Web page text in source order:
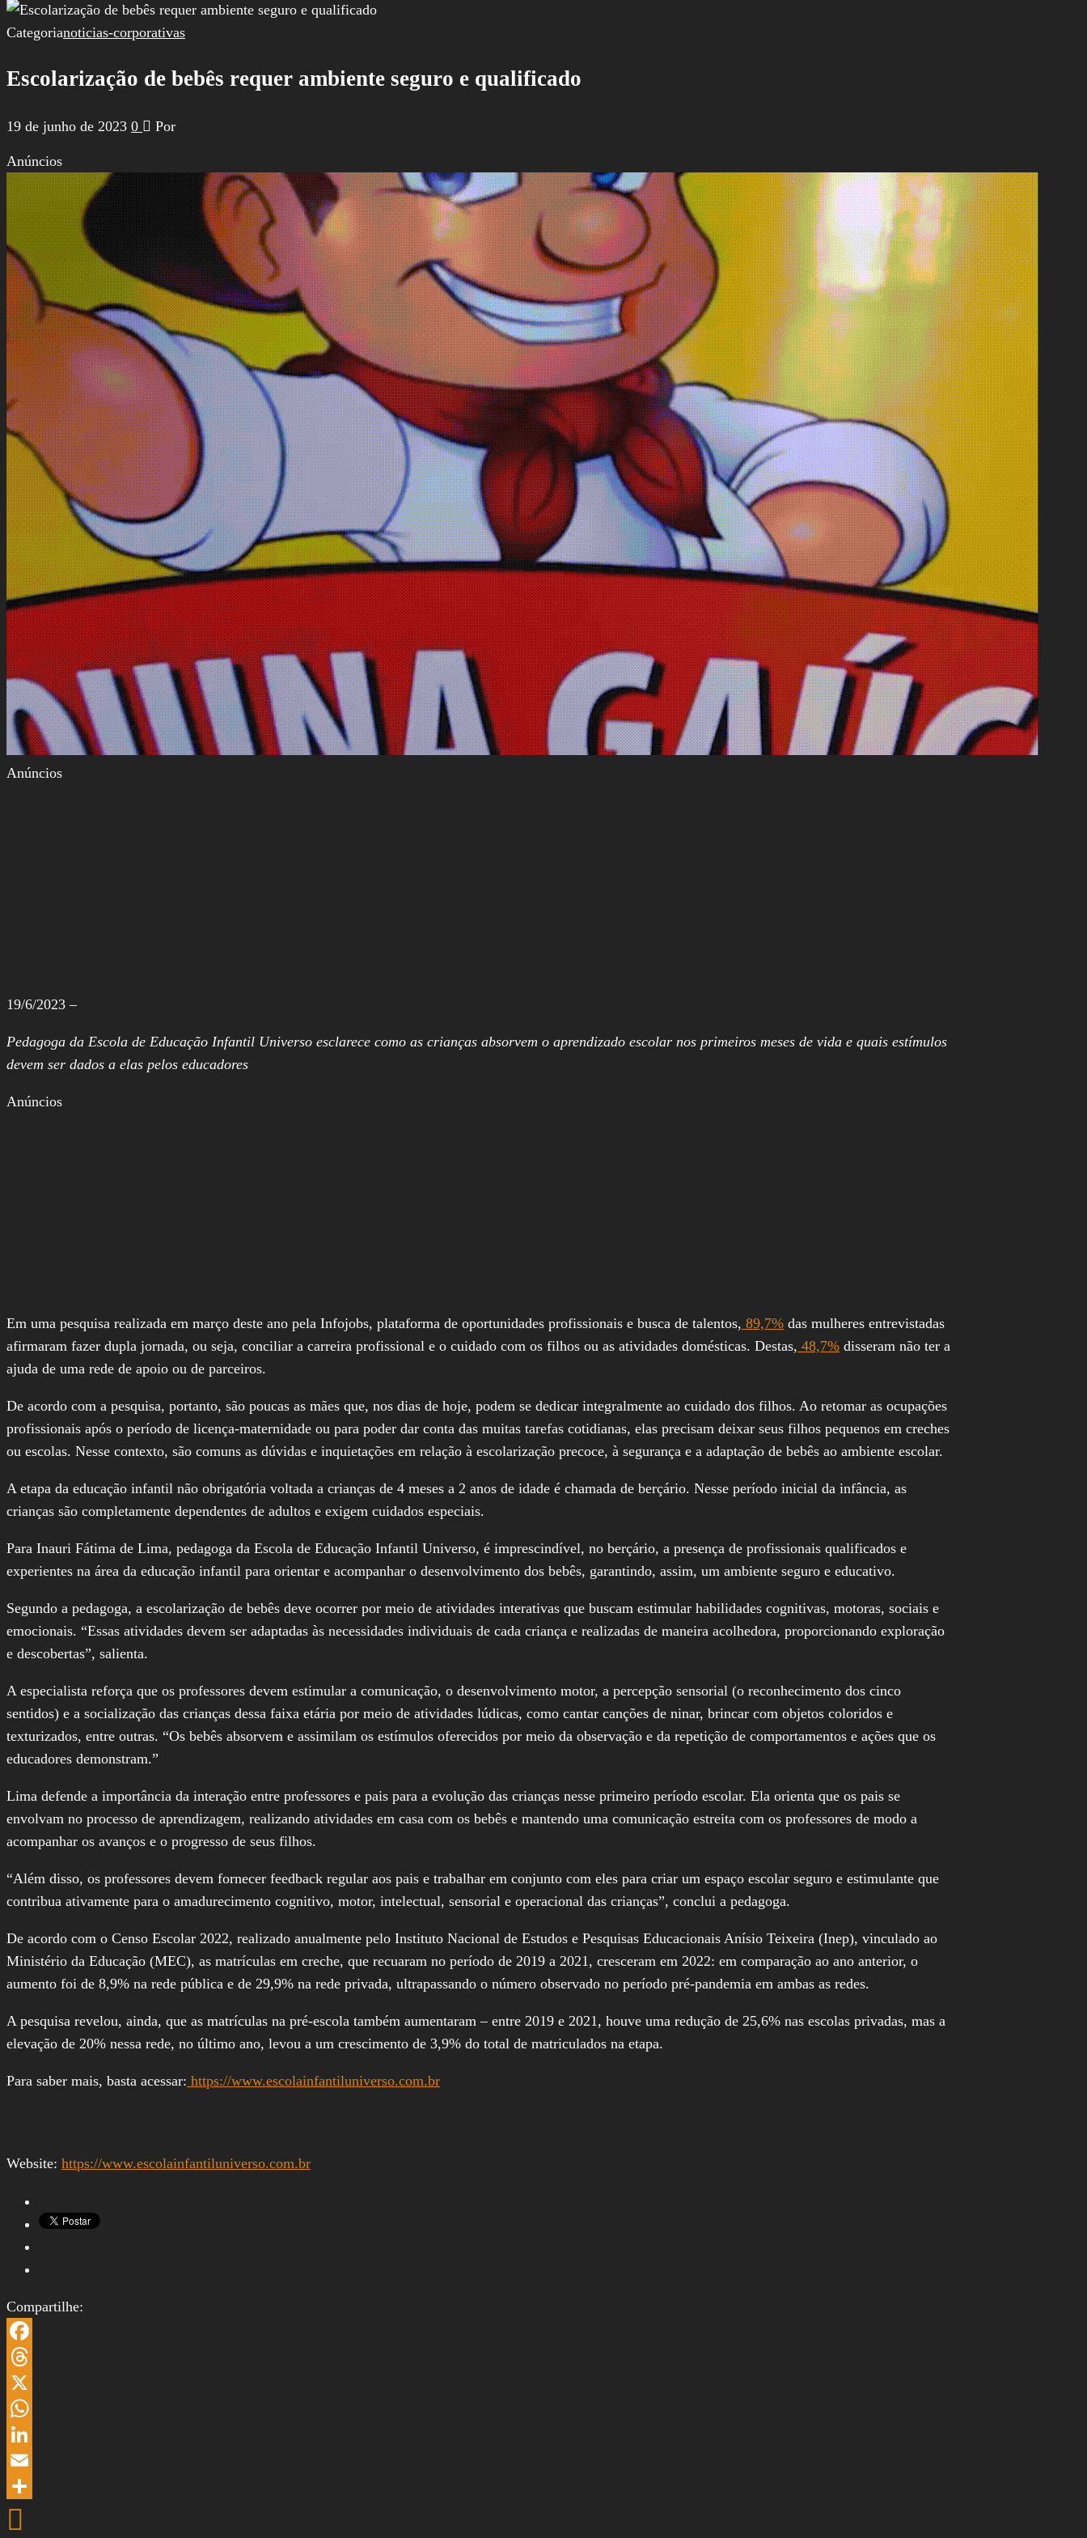
por:
Categorianoticias-corporativas
Escolarização de bebês requer ambiente seguro e qualificado
19 de junho de 2023 0 Por
Anúncios
Anúncios
19/6/2023 –
Pedagoga da Escola de Educação Infantil Universo esclarece como as crianças absorvem o aprendizado escolar nos primeiros meses de vida e quais estímulos
devem ser dados a elas pelos educadores
Anúncios
Em uma pesquisa realizada em março deste ano pela Infojobs, plataforma de oportunidades profissionais e busca de talentos, 89,7% das mulheres entrevistadas
afirmaram fazer dupla jornada, ou seja, conciliar a carreira profissional e o cuidado com os filhos ou as atividades domésticas. Destas, 48,7% disseram não ter a
ajuda de uma rede de apoio ou de parceiros.
De acordo com a pesquisa, portanto, são poucas as mães que, nos dias de hoje, podem se dedicar integralmente ao cuidado dos filhos. Ao retomar as ocupações
profissionais após o período de licença-maternidade ou para poder dar conta das muitas tarefas cotidianas, elas precisam deixar seus filhos pequenos em creches
ou escolas. Nesse contexto, são comuns as dúvidas e inquietações em relação à escolarização precoce, à segurança e a adaptação de bebês ao ambiente escolar.
A etapa da educação infantil não obrigatória voltada a crianças de 4 meses a 2 anos de idade é chamada de berçário. Nesse período inicial da infância, as
crianças são completamente dependentes de adultos e exigem cuidados especiais.
Para Inauri Fátima de Lima, pedagoga da Escola de Educação Infantil Universo, é imprescindível, no berçário, a presença de profissionais qualificados e
experientes na área da educação infantil para orientar e acompanhar o desenvolvimento dos bebês, garantindo, assim, um ambiente seguro e educativo.
Segundo a pedagoga, a escolarização de bebês deve ocorrer por meio de atividades interativas que buscam estimular habilidades cognitivas, motoras, sociais e
emocionais. “Essas atividades devem ser adaptadas às necessidades individuais de cada criança e realizadas de maneira acolhedora, proporcionando exploração
e descobertas”, salienta.
A especialista reforça que os professores devem estimular a comunicação, o desenvolvimento motor, a percepção sensorial (o reconhecimento dos cinco
sentidos) e a socialização das crianças dessa faixa etária por meio de atividades lúdicas, como cantar canções de ninar, brincar com objetos coloridos e
texturizados, entre outras. “Os bebês absorvem e assimilam os estímulos oferecidos por meio da observação e da repetição de comportamentos e ações que os
educadores demonstram.”
Lima defende a importância da interação entre professores e pais para a evolução das crianças nesse primeiro período escolar. Ela orienta que os pais se
envolvam no processo de aprendizagem, realizando atividades em casa com os bebês e mantendo uma comunicação estreita com os professores de modo a
acompanhar os avanços e o progresso de seus filhos.
“Além disso, os professores devem fornecer feedback regular aos pais e trabalhar em conjunto com eles para criar um espaço escolar seguro e estimulante que
contribua ativamente para o amadurecimento cognitivo, motor, intelectual, sensorial e operacional das crianças”, conclui a pedagoga.
De acordo com o Censo Escolar 2022, realizado anualmente pelo Instituto Nacional de Estudos e Pesquisas Educacionais Anísio Teixeira (Inep), vinculado ao
Ministério da Educação (MEC), as matrículas em creche, que recuaram no período de 2019 a 2021, cresceram em 2022: em comparação ao ano anterior, o
aumento foi de 8,9% na rede pública e de 29,9% na rede privada, ultrapassando o número observado no período pré-pandemia em ambas as redes.
A pesquisa revelou, ainda, que as matrículas na pré-escola também aumentaram – entre 2019 e 2021, houve uma redução de 25,6% nas escolas privadas, mas a
elevação de 20% nessa rede, no último ano, levou a um crescimento de 3,9% do total de matriculados na etapa.
Para saber mais, basta acessar: https://www.escolainfantiluniverso.com.br
Website: https://www.escolainfantiluniverso.com.br
Compartilhe:
Facebook
Threads
X
WhatsApp
LinkedIn
Email
Share